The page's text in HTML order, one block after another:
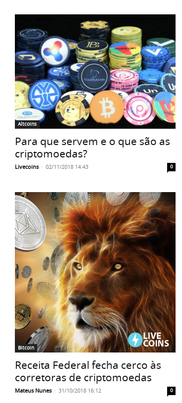
Altcoins
Para que servem e o que são as
criptomoedas?
Livecoins - 02/11/2018 14:43 0
Bitcoin
Receita Federal fecha cerco às
corretoras de criptomoedas
Mateus Nunes - 31/10/2018 16:12 0